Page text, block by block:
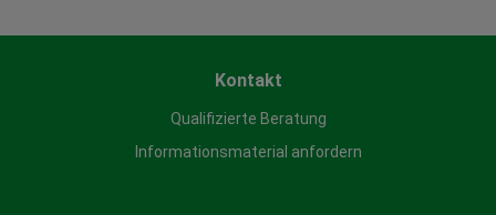
Kontakt
Qualifizierte Beratung
Informationsmaterial anfordern